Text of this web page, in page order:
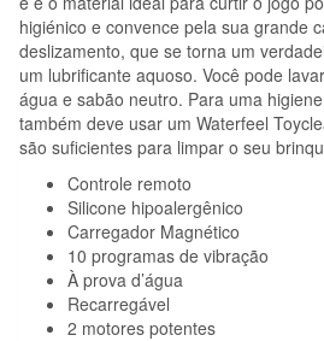
higiénico e convence pela sua grande
deslizamento, que se torna um
um lubrificante aquoso. Você pode
água e sabão neutro. Para uma
também deve usar um Waterfeel
são suficientes para limpar o seu
Controle remoto
Silicone hipoalergênico
Carregador Magnético
10 programas de vibração
À prova d’água
Recarregável
2 motores potentes